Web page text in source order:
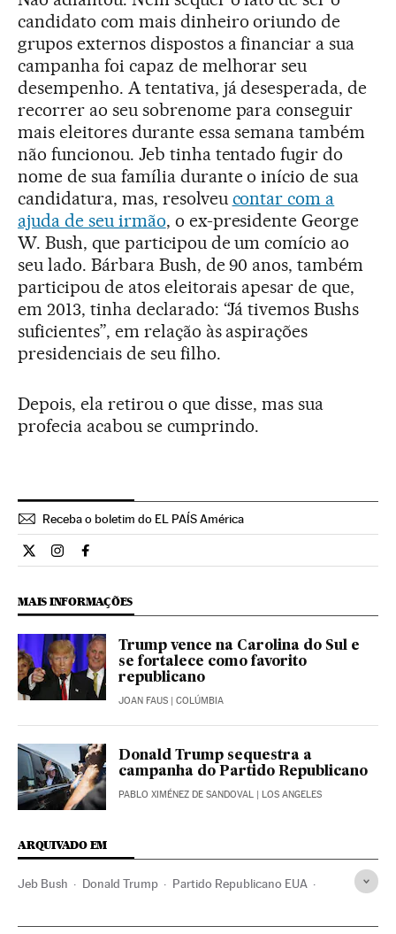
candidato com mais dinheiro oriundo de
grupos externos dispostos a financiar a sua
campanha foi capaz de melhorar seu
desempenho. A tentativa, já desesperada, de
recorrer ao seu sobrenome para conseguir
mais eleitores durante essa semana também
não funcionou. Jeb tinha tentado fugir do
nome de sua família durante o início de sua
candidatura, mas, resolveu contar com a
ajuda de seu irmão, o ex-presidente George
W. Bush, que participou de um comício ao
seu lado. Bárbara Bush, de 90 anos, também
participou de atos eleitorais apesar de que,
em 2013, tinha declarado: “Já tivemos Bushs
suficientes”, em relação às aspirações
presidenciais de seu filho.
Depois, ela retirou o que disse, mas sua
profecia acabou se cumprindo.
Receba o boletim do EL PAÍS América
Internacional El País Brasil en Twitter
Internacional El País Brasil en Instagram
Internacional El País Brasil en Facebook
MAIS INFORMAÇÕES
Trump vence na Carolina do Sul e
se fortalece como favorito
republicano
JOAN FAUS | COLÚMBIA
Donald Trump sequestra a
campanha do Partido Republicano
PABLO XIMÉNEZ DE SANDOVAL | LOS ANGELES
ARQUIVADO EM
Jeb Bush Donald Trump Partido Republicano EUA